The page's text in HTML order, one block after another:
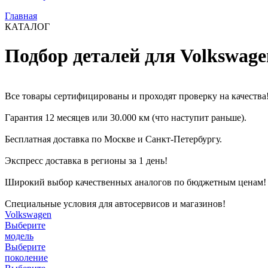
Главная
КАТАЛОГ
Подбор деталей для
Все товары сертифицированы и проходят проверку на
Гарантия 12 месяцев или 30.000 км (что наступит раньше).
Бесплатная доставка по Москве и Санкт-Петербургу.
Экспресс доставка в регионы за 1 день!
Широкий выбор качественных аналогов по бюджетным ценам!
Специальные условия для автосервисов и магазинов!
Volkswagen
Выберите
модель
Выберите
поколение